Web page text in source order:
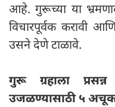
आहे. गुरूच्या या
विचारपूर्वक करावी
उसने देणे टाळावे.
गुरू ग्रहाला
उजळण्यासाठी ५